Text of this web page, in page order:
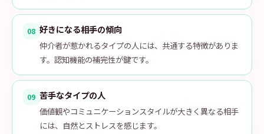
08 好きになる相手の傾向
仲介者が惹かれるタイプの人には、共通する特徴がありま
す。認知機能の補完性が鍵です。
09 苦手なタイプの人
価値観やコミュニケーションスタイルが大きく異なる相手
には、自然とストレスを感じます。